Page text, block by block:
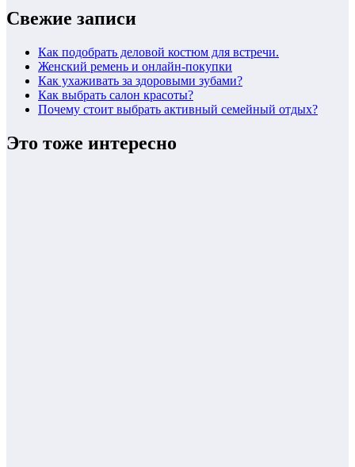
Свежие записи
Как подобрать деловой костюм для встречи.
Женский ремень и онлайн-покупки
Как ухаживать за здоровыми зубами?
Как выбрать салон красоты?
Почему стоит выбрать активный семейный отдых?
Это тоже интересно